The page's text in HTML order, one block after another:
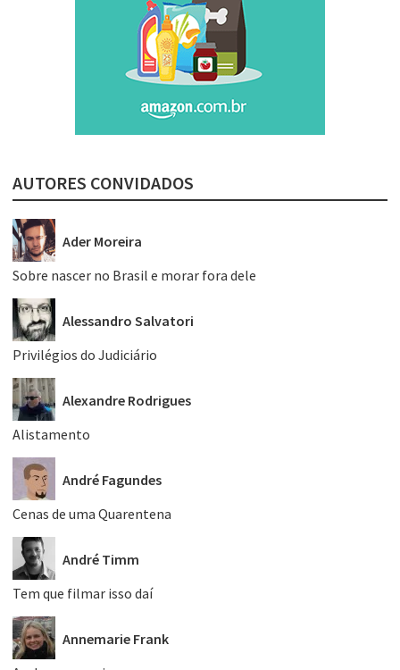
AUTORES CONVIDADOS
Ader Moreira
Sobre nascer no Brasil e morar fora dele
Alessandro Salvatori
Privilégios do Judiciário
Alexandre Rodrigues
Alistamento
André Fagundes
Cenas de uma Quarentena
André Timm
Tem que filmar isso daí
Annemarie Frank